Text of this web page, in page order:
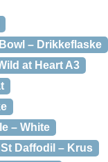
– Drikkeflaske
at Heart A3
– White
Daffodil – Krus